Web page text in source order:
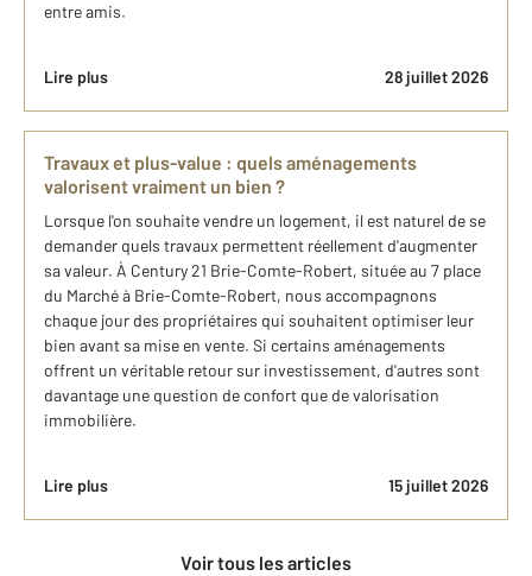
entre amis.
Lire plus 28 juillet 2026
Travaux et plus-value : quels aménagements
valorisent vraiment un bien ?
Lorsque l'on souhaite vendre un logement, il est naturel de se
demander quels travaux permettent réellement d'augmenter
sa valeur. À Century 21 Brie-Comte-Robert, située au 7 place
du Marché à Brie-Comte-Robert, nous accompagnons
chaque jour des propriétaires qui souhaitent optimiser leur
bien avant sa mise en vente. Si certains aménagements
offrent un véritable retour sur investissement, d'autres sont
davantage une question de confort que de valorisation
immobilière.
Lire plus 15 juillet 2026
Voir tous les articles